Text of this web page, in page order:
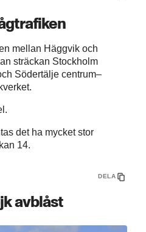
mellan Häggvik och
sträckan Stockholm
Södertälje centrum–
det ha mycket stor
14.
DELA
avblåst